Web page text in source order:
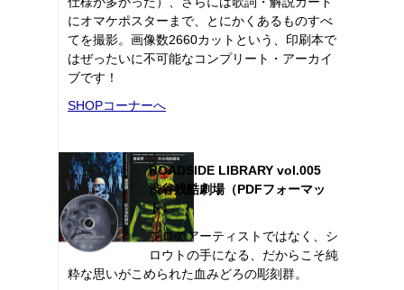
にオマケポスターまで、とにかくあるものすべ
てを撮影。画像数2660カットという、印刷本で
はぜったいに不可能なコンプリート・アーカイ
ブです！
SHOPコーナーへ
ROADSIDE LIBRARY vol.005
渋谷残酷劇場（PDFフォーマッ
ト）
プロのアーティストではなく、シ
ロウトの手になる、だからこそ純
粋な思いがこめられた血みどろの彫刻群。